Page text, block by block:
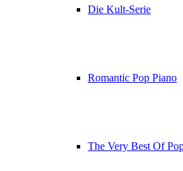
Die Kult-Serie
Romantic Pop Piano
The Very Best Of